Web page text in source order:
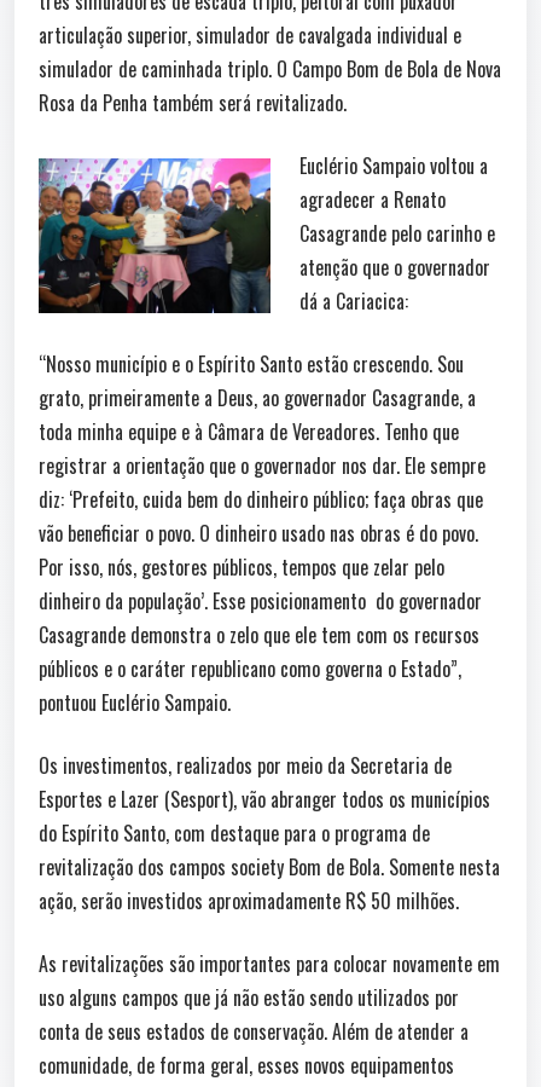
articulação superior, simulador de cavalgada individual e
simulador de caminhada triplo. O Campo Bom de Bola de Nova
Rosa da Penha também será revitalizado.
Euclério Sampaio voltou a
agradecer a Renato
Casagrande pelo carinho e
atenção que o governador
dá a Cariacica:
“Nosso município e o Espírito Santo estão crescendo. Sou
grato, primeiramente a Deus, ao governador Casagrande, a
toda minha equipe e à Câmara de Vereadores. Tenho que
registrar a orientação que o governador nos dar. Ele sempre
diz: ‘Prefeito, cuida bem do dinheiro público; faça obras que
vão beneficiar o povo. O dinheiro usado nas obras é do povo.
Por isso, nós, gestores públicos, tempos que zelar pelo
dinheiro da população’. Esse posicionamento do governador
Casagrande demonstra o zelo que ele tem com os recursos
públicos e o caráter republicano como governa o Estado”,
pontuou Euclério Sampaio.
Os investimentos, realizados por meio da Secretaria de
Esportes e Lazer (Sesport), vão abranger todos os municípios
do Espírito Santo, com destaque para o programa de
revitalização dos campos society Bom de Bola. Somente nesta
ação, serão investidos aproximadamente R$ 50 milhões.
As revitalizações são importantes para colocar novamente em
uso alguns campos que já não estão sendo utilizados por
conta de seus estados de conservação. Além de atender a
comunidade, de forma geral, esses novos equipamentos